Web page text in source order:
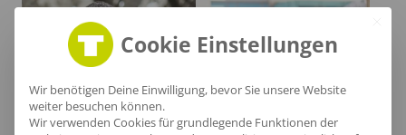
Cookie Einstellungen
Wir benötigen Deine Einwilligung, bevor Sie unsere Website
weiter besuchen können.
Wir verwenden Cookies für grundlegende Funktionen der